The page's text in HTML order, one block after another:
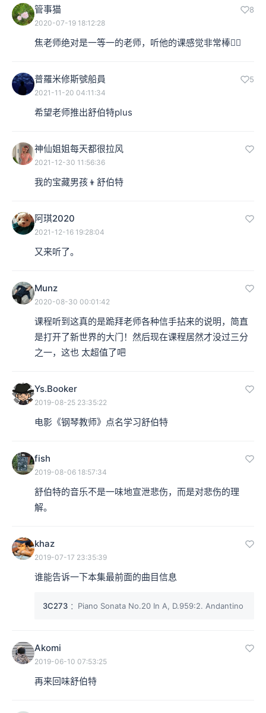
管事猫 8
2020-07-19 18:12:28
焦老师绝对是一等一的老师，听他的课感觉非常棒👍🏻
普羅米修斯號船員 5
2021-11-20 04:11:34
希望老师推出舒伯特plus
神仙姐姐每天都很拉风
2021-12-30 11:56:36
我的宝藏男孩👦舒伯特
阿琪2020
2021-12-16 19:28:04
又来听了。
Munz
2020-08-30 00:01:42
课程听到这真的是跪拜老师各种信手拈来的说明，简直
是打开了新世界的大门！然后现在课程居然才没过三分
之一，这也 太超值了吧
Ys.Booker
2019-08-25 23:35:22
电影《钢琴教师》点名学习舒伯特
fish
2019-08-06 18:57:34
舒伯特的音乐不是一味地宣泄悲伤，而是对悲伤的理
解。
khaz
2019-07-17 23:35:39
谁能告诉一下本集最前面的曲目信息
3C273 ：Piano Sonata No.20 In A, D.959:2. Andantino
Akomi
2019-06-10 07:53:25